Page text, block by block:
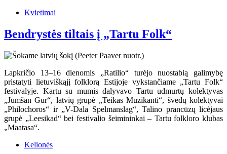
Kvietimai
Bendrystės tiltais į „Tartu Folk“
Lapkričio 13–16 dienomis „Ratilio“ turėjo nuostabią galimybę
pristatyti lietuviškąjį folklorą Estijoje vykstančiame „Tartu Folk“
festivalyje. Kartu su mumis dalyvavo Tartu udmurtų kolektyvas
„Jumšan Gur“, latvių grupė „Teikas Muzikanti“, švedų kolektyvai
„Philochoros“ ir „V-Dala Spelmanslag“, Talino prancūzų licėjaus
grupė „Leesikad“ bei festivalio šeimininkai – Tartu folkloro klubas
„Maatasa“.
Kelionės